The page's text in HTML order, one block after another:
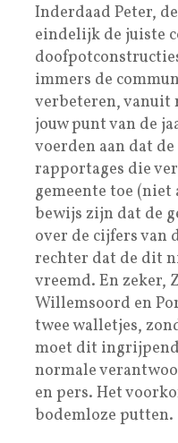
Inderdaad Peter,
eindelijk de juiste
immers de
verbeteren, vanuit
jouw punt van de
voerden aan dat
rapportages die
gemeente toe (niet
bewijs zijn dat de
over de cijfers van
rechter dat de dit
vreemd. En zeker,
Willemsoord en
twee walletjes,
moet dit
normale
en pers. Het
bodemloze putten.